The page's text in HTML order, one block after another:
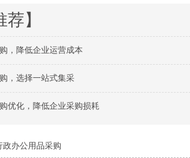
荐】
，降低企业运营成本
，选择一站式集采
优化，降低企业采购损耗
政办公用品采购